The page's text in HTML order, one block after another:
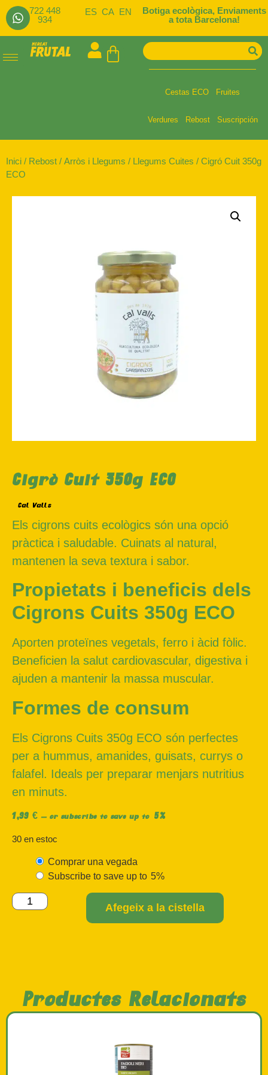
722 448
934
Botiga ecològica, Enviaments
a tota Barcelona!
ES CA EN
Cestas ECO Fruites
Verdures Rebost Suscripción
Inici / Rebost / Arròs i Llegums / Llegums Cuites / Cigró Cuit 350g
ECO
Cigró Cuit 350g ECO
Cal Valls
30 en estoc
Comprar una vegada
Subscribe to save up to 5%
Afegeix a la cistella
Els cigrons cuits ecològics són una opció
pràctica i saludable. Cuinats al natural,
mantenen la seva textura i sabor.
Propietats i beneficis dels
Cigrons Cuits 350g ECO
Aporten proteïnes vegetals, ferro i àcid fòlic.
Beneficien la salut cardiovascular, digestiva i
ajuden a mantenir la massa muscular.
Formes de consum
Els Cigrons Cuits 350g ECO són perfectes
per a hummus, amanides, guisats, currys o
falafel. Ideals per preparar menjars nutritius
en minuts.
1,99 € — or subscribe to save up to 5%
Productes Relacionats